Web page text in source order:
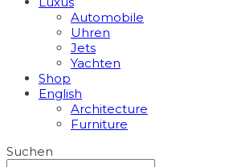
Automobile
Uhren
Jets
Yachten
Shop
English
Architecture
Furniture
Suchen